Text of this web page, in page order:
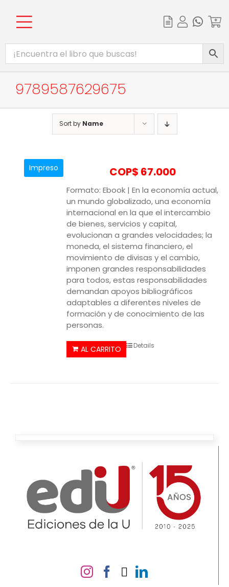
contentToggle
NavigationCATÁLOGO
EBOOKS
PROMOCIONES
COMPLEMENTOS WEB
9789587629675
Sort by Name
Impreso COP$ 67.000
Formato: Ebook | En la economía actual,
un mundo globalizado, una economía
internacional en la que el intercambio
de bienes, servicios y capital,
evolucionan a grandes velocidades; la
moneda, el sistema financiero, el
movimiento de divisas y el cambio,
imponen grandes responsabilidades
para todos, estas responsabilidades
demandan apoyos bibliográficos
adaptables a diferentes niveles de
formación y de conocimiento de las
personas.
Details